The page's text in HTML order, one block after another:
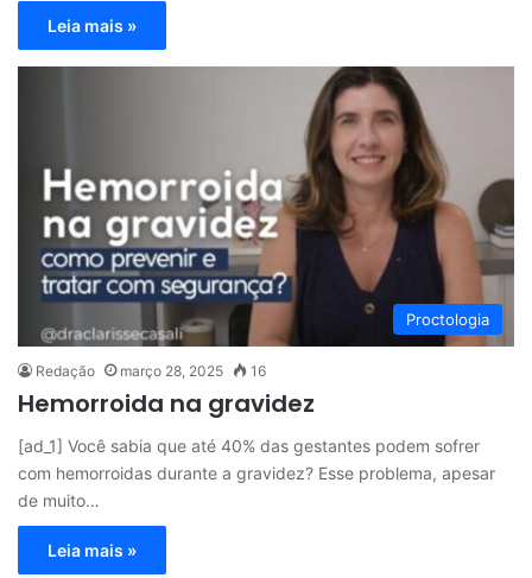
Leia mais »
Proctologia
Redação março 28, 2025 16
Hemorroida na gravidez
[ad_1] Você sabia que até 40% das gestantes podem sofrer
com hemorroidas durante a gravidez? Esse problema, apesar
de muito…
Leia mais »